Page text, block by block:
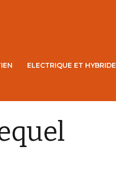
ELECTRIQUE ET HYBRIDE